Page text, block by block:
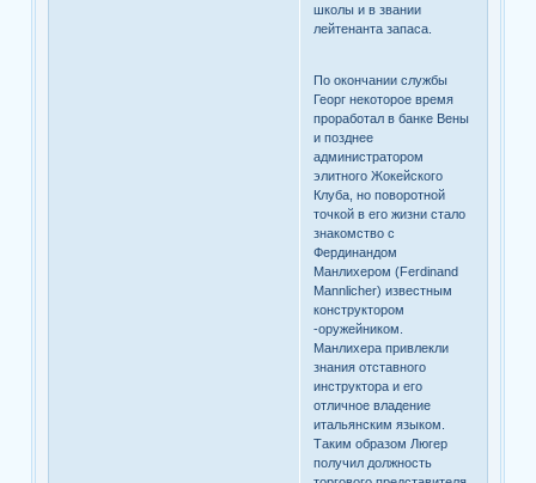
школы и в звании
лейтенанта запаса.
По окончании службы
Георг некоторое время
проработал в банке Вены
и позднее
администратором
элитного Жокейского
Клуба, но поворотной
точкой в его жизни стало
знакомство с
Фердинандом
Манлихером (Ferdinand
Mannlicher) известным
конструктором
-оружейником.
Манлихера привлекли
знания отставного
инструктора и его
отличное владение
итальянским языком.
Таким образом Люгер
получил должность